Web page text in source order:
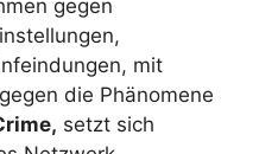
gegen
mit
die Phänomene
setzt sich